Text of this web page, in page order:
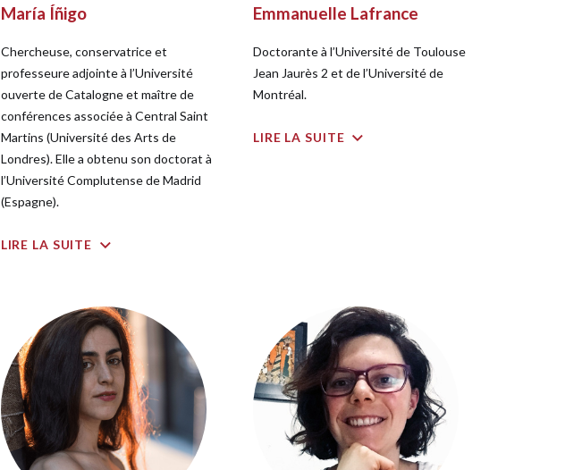
María Íñigo
Chercheuse, conservatrice et
professeure adjointe à l’Université
ouverte de Catalogne et maître de
conférences associée à Central Saint
Martins (Université des Arts de
Londres). Elle a obtenu son doctorat à
l’Université Complutense de Madrid
(Espagne).
LIRE LA SUITE
Emmanuelle Lafrance
Doctorante à l’Université de Toulouse
Jean Jaurès 2 et de l’Université de
Montréal.
LIRE LA SUITE